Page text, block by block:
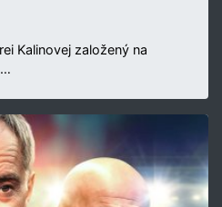
Kalinovej založený na